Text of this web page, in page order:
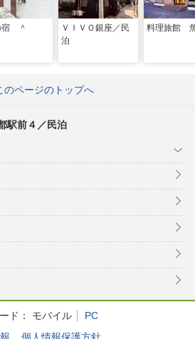
宿 ＾
ＶＩＶＯ銀座／民
泊
料理旅館
のページのトップへ
駅前４／民泊
ド： モバイル
PC